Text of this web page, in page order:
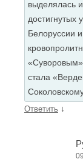
выделялась
достигнутых
Белоруссии
стала
Ответить ↓